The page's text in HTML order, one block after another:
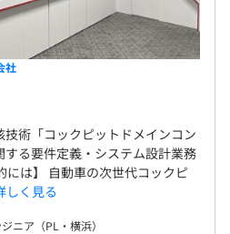
社
術「コックピットドメインコン
する要件定義・システム設計業務
には】 自動車の次世代コックピ
しく見る
ニア（PL・横浜）